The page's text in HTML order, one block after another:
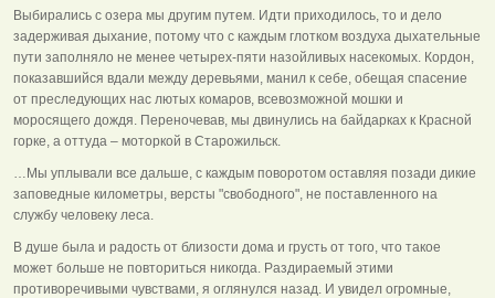
Выбирались с озера мы другим путем. Идти приходилось, то и дело
задерживая дыхание, потому что с каждым глотком воздуха дыхательные
пути заполняло не менее четырех-пяти назойливых насекомых. Кордон,
показавшийся вдали между деревьями, манил к себе, обещая спасение
от преследующих нас лютых комаров, всевозможной мошки и
моросящего дождя. Переночевав, мы двинулись на байдарках к Красной
горке, а оттуда – моторкой в Старожильск.
…Мы уплывали все дальше, с каждым поворотом оставляя позади дикие
заповедные километры, версты "свободного", не поставленного на
службу человеку леса.
В душе была и радость от близости дома и грусть от того, что такое
может больше не повториться никогда. Раздираемый этими
противоречивыми чувствами, я оглянулся назад. И увидел огромные,